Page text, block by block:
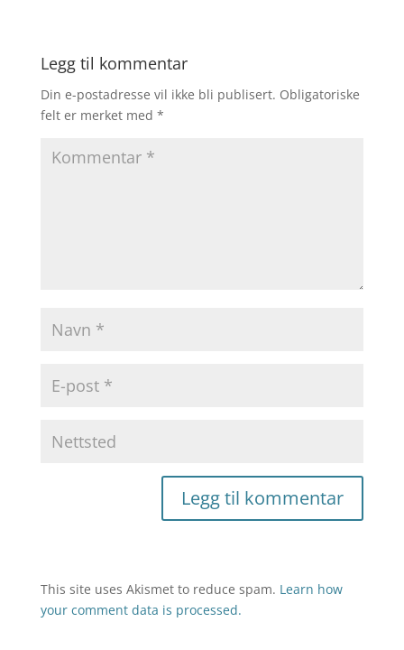
Legg til kommentar
Din e-postadresse vil ikke bli publisert. Obligatoriske
felt er merket med *
This site uses Akismet to reduce spam. Learn how
your comment data is processed.